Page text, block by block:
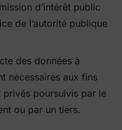
d’intérêt public
de l’autorité publique
des données à
nécessaires aux fins
privés poursuivis par le
ou par un tiers.